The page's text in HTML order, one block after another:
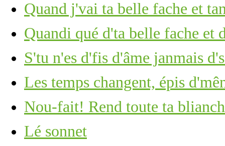
Quand j'vai ta belle fache et
Quandi qué d'ta belle fache et
S'tu n'es d'fis d'âme janmais
Les temps changent, épis
Nou-fait! Rend toute ta
Lé sonnet